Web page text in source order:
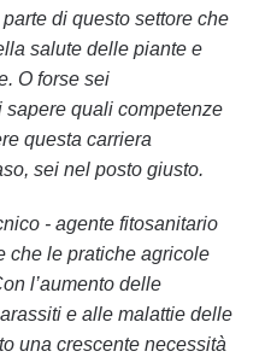
di questo settore che
salute delle piante e
O forse sei
quali competenze
questa carriera
sei nel posto giusto.
- agente fitosanitario
che le pratiche agricole
l’aumento delle
e alle malattie delle
una crescente necessità